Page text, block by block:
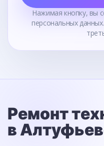
Нажимая кнопку, вы
персональных
Ремонт
в